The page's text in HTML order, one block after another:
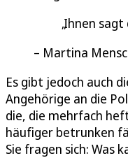
Ihnen sagt
Martina
Es gibt jedoch auch
Angehörige an die
die, die mehrfach
häufiger betrunken
Sie fragen sich: Was